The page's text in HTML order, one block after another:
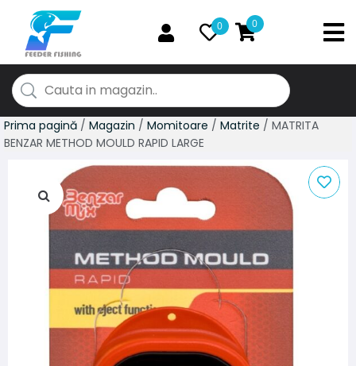
0 0
Prima pagină / Magazin / Momitoare / Matrite / MATRITA
BENZAR METHOD MOULD RAPID LARGE